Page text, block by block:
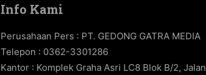
Info Kami
Perusahaan Pers : PT. GEDONG GATRA MEDIA
Telepon : 0362-3301286
Kantor : Komplek Graha Asri LC8 Blok B/2, Jalan